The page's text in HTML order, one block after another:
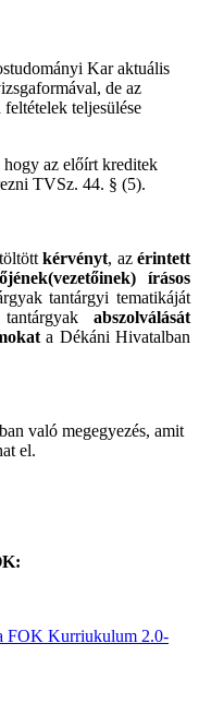
Kar aktuális
de az
teljesülése
hogy az előírt kreditek
TVSz. 44. § (5).
kérvényt, azérintett
írásos
tantárgyi tematikáját
abszolválását
a Dékáni Hivatalban
való megegyezés, amit
el.
FOK Kurriukulum 2.0-